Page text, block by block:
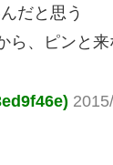
だと思う
ら、ピンと来